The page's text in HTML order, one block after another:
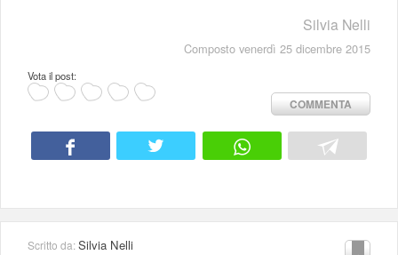
Silvia Nelli
Composto venerdì 25 dicembre 2015
Vota il post:
COMMENTA
Scritto da:Silvia Nelli